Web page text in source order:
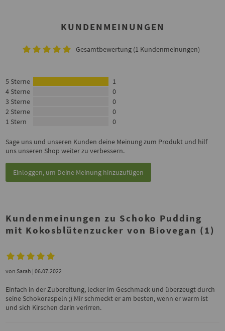
KUNDENMEINUNGEN
Gesamtbewertung (1 Kundenmeinungen)
5 Sterne
1
4 Sterne
0
3 Sterne
0
2 Sterne
0
1 Stern
0
Sage uns und unseren Kunden deine Meinung zum Produkt und hilf
uns unseren Shop weiter zu verbessern.
Einloggen, um Deine Meinung hinzuzufügen
Kundenmeinungen zu Schoko Pudding
mit Kokosblütenzucker von Biovegan (1)
vonSarah | 06.07.2022
Einfach in der Zubereitung, lecker im Geschmack und überzeugt durch
seine Schokoraspeln ;) Mir schmeckt er am besten, wenn er warm ist
und sich Kirschen darin verirren.